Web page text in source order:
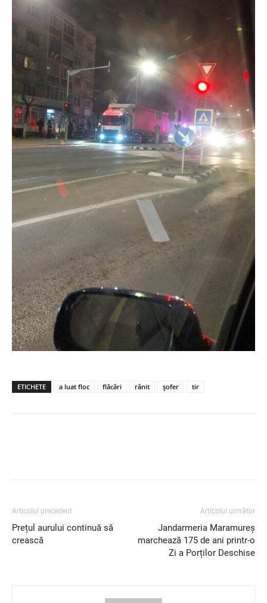
ETICHETE a luat floc flăcări rănit șofer tir
Articolul precedent
Prețul aurului continuă să
crească
Articolul următor
Jandarmeria Maramureș
marchează 175 de ani printr-o
Zi a Porților Deschise